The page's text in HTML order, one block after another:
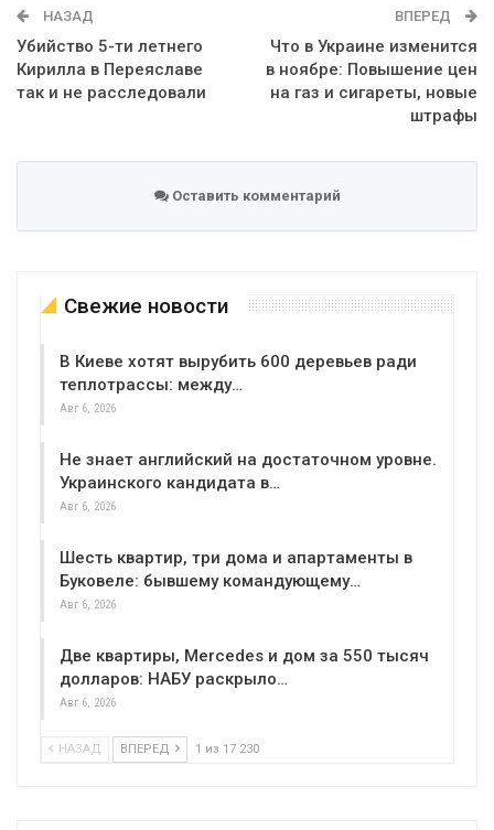
НАЗАД
Убийство 5-ти летнего
Кирилла в Переяславе
так и не расследовали
ВПЕРЕД
Что в Украине изменится
в ноябре: Повышение цен
на газ и сигареты, новые
штрафы
Оставить комментарий
Свежие новости
В Киеве хотят вырубить 600 деревьев ради
теплотрассы: между…
Авг 6, 2026
Не знает английский на достаточном уровне.
Украинского кандидата в…
Авг 6, 2026
Шесть квартир, три дома и апартаменты в
Буковеле: бывшему командующему…
Авг 6, 2026
Две квартиры, Mercedes и дом за 550 тысяч
долларов: НАБУ раскрыло…
Авг 6, 2026
НАЗАД ВПЕРЕД 1 из 17 230